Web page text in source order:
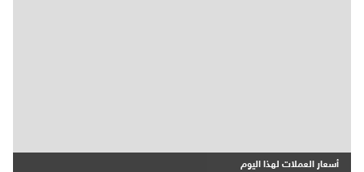
أسعار العملات لهذا اليوم